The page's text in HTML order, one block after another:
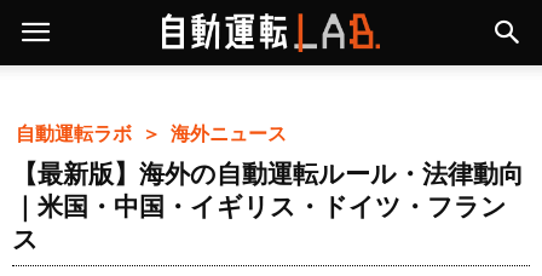
自動運転ラボ ＞ 海外ニュース
【最新版】海外の自動運転ルール・法律動向
｜米国・中国・イギリス・ドイツ・フラン
ス